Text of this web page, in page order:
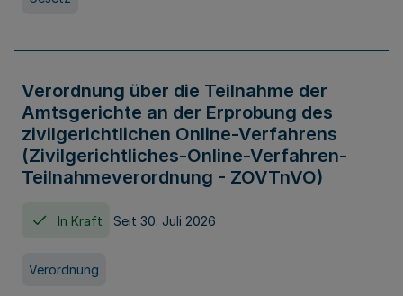
Verordnung über die Teilnahme der
Amtsgerichte an der Erprobung des
zivilgerichtlichen Online-Verfahrens
(Zivilgerichtliches-Online-Verfahren-
Teilnahmeverordnung - ZOVTnVO)
In Kraft Seit 30. Juli 2026
Verordnung